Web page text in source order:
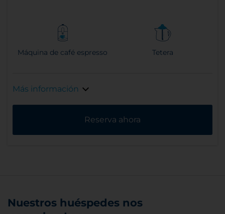
Máquina de café espresso Tetera
Más información
Reserva ahora
Nuestros huéspedes nos